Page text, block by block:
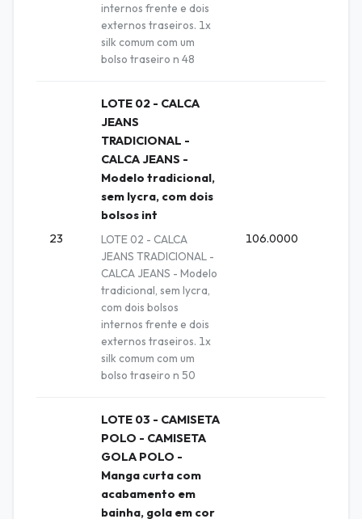
internos frente e dois
externos traseiros. 1x
silk comum com um
bolso traseiro n 48
23
LOTE 02 - CALCA
JEANS
TRADICIONAL -
CALCA JEANS -
Modelo tradicional,
sem lycra, com dois
bolsos int
LOTE 02 - CALCA
JEANS TRADICIONAL -
CALCA JEANS - Modelo
tradicional, sem lycra,
com dois bolsos
internos frente e dois
externos traseiros. 1x
silk comum com um
bolso traseiro n 50
106.0000
LOTE 03 - CAMISETA
POLO - CAMISETA
GOLA POLO -
Manga curta com
acabamento em
bainha, gola em cor